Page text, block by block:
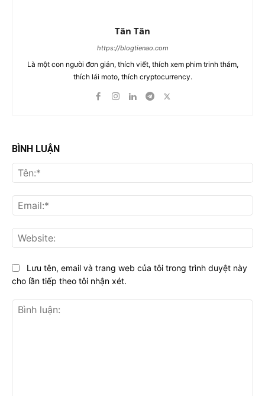
Tân Tân
https://blogtienao.com
Là một con người đơn giản, thích viết, thích xem phim trinh thám,
thích lái moto, thích cryptocurrency.
BÌNH LUẬN
Lưu tên, email và trang web của tôi trong trình duyệt này
cho lần tiếp theo tôi nhận xét.